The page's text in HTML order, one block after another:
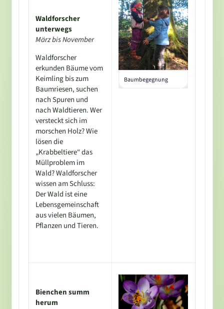
Waldforscher
unterwegs
März bis November
Waldforscher
erkunden Bäume vom
Keimling bis zum
Baumriesen, suchen
nach Spuren und
nach Waldtieren. Wer
versteckt sich im
morschen Holz? Wie
lösen die
„Krabbeltiere“ das
Müllproblem im
Wald? Waldforscher
wissen am Schluss:
Der Wald ist eine
Lebensgemeinschaft
aus vielen Bäumen,
Pflanzen und Tieren.
Baumbegegnung
Bienchen summ
herum